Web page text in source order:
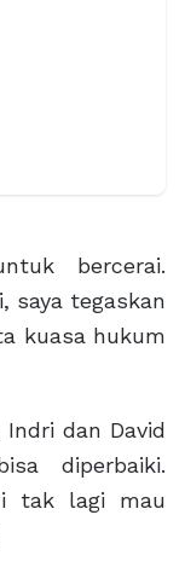
bercerai.
saya tegaskan
kuasa hukum
dan David
diperbaiki.
tak lagi mau